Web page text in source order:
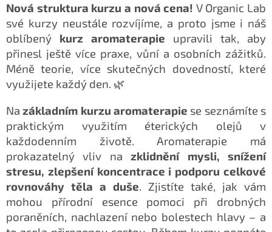
Nová struktura kurzu a nová cena! V Organic Lab
své kurzy neustále rozvíjíme, a proto jsme i náš
oblíbený kurz aromaterapie upravili tak, aby
přinesl ještě více praxe, vůní a osobních zážitků.
Méně teorie, více skutečných dovedností, které
využijete každý den. 🌿
Nazákladním kurzu aromaterapie se seznámíte s
praktickým využitím éterických olejů v
každodenním životě. Aromaterapie má
prokazatelný vliv nazklidnění mysli, snížení
stresu, zlepšení koncentrace i podporu celkové
rovnováhy těla a duše. Zjistíte také, jak vám
mohou přírodní esence pomoci při drobných
poraněních, nachlazení nebo bolestech hlavy – a